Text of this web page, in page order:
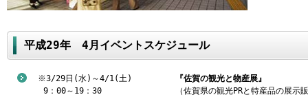
平成29年 4月イベントスケジュール
※3/29日(水)～4/1(土)
9 ：00～19：30
『佐賀の観光と物産展』
（佐賀県の観光PRと特産品の展示